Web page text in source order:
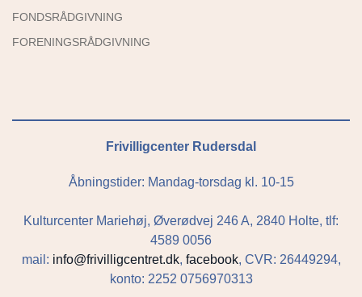
FONDSRÅDGIVNING
FORENINGSRÅDGIVNING
Frivilligcenter Rudersdal
Åbningstider: Mandag-torsdag kl. 10-15
Kulturcenter Mariehøj, Øverødvej 246 A, 2840 Holte, tlf:
4589 0056
mail: info@frivilligcentret.dk, facebook, CVR: 26449294,
konto: 2252 0756970313